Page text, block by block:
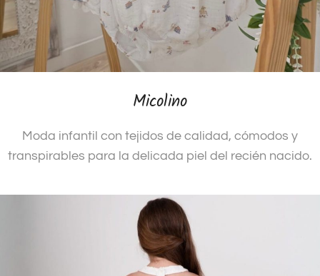
Micolino
Moda infantil con tejidos de calidad, cómodos y
transpirables para la delicada piel del recién nacido.